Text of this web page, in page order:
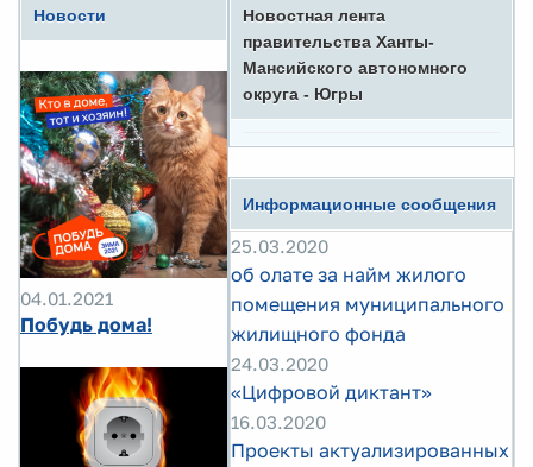
Новости
04.01.2021
Побудь дома!
Новостная лента
правительства Ханты-
Мансийского автономного
округа - Югры
Информационные сообщения
25.03.2020
об олате за найм жилого
помещения муниципального
жилищного фонда
24.03.2020
«Цифровой диктант»
16.03.2020
Проекты актуализированных